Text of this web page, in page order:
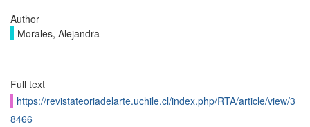
Author
Morales, Alejandra
Full text
https://revistateoriadelarte.uchile.cl/index.php/RTA/article/view/3
8466